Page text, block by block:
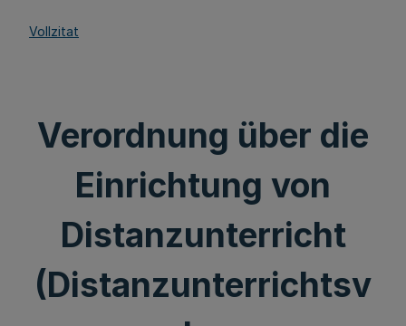
Vollzitat
Verordnung über die
Einrichtung von
Distanzunterricht
(Distanzunterrichtsv